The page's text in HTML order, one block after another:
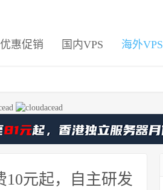
优惠促销 国内VPS 海外VPS
10元起，自主研发